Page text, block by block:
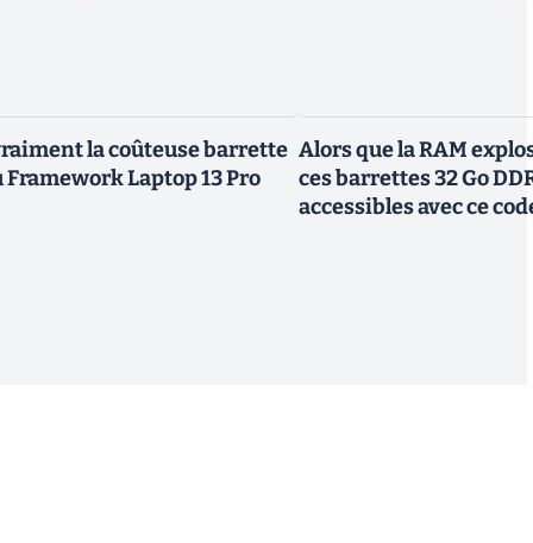
la coûteuse barrette
Framework Laptop 13 Pro
Alors que la RAM
ces barrettes 32 Go
accessibles avec ce